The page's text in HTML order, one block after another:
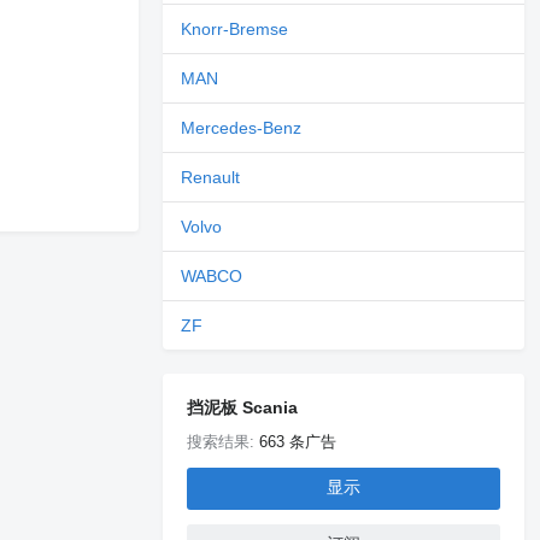
Knorr-Bremse
MAN
Mercedes-Benz
Renault
Volvo
WABCO
ZF
挡泥板 Scania
搜索结果:663 条广告
显示